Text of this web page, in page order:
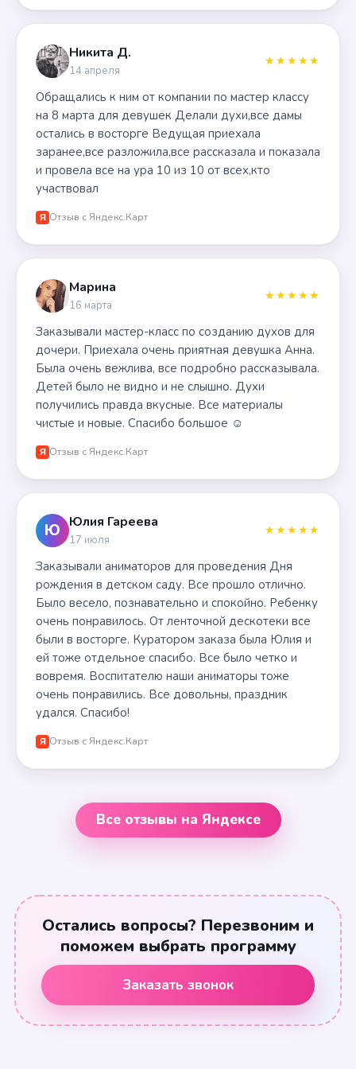
Никита Д.
14 апреля
★★★★★
Обращались к ним от компании по мастер классу
на 8 марта для девушек Делали духи,все дамы
остались в восторге Ведущая приехала
заранее,все разложила,все рассказала и показала
и провела все на ура 10 из 10 от всех,кто
участвовал
Я Отзыв с Яндекс.Карт
Марина
16 марта
★★★★★
Заказывали мастер-класс по созданию духов для
дочери. Приехала очень приятная девушка Анна.
Была очень вежлива, все подробно рассказывала.
Детей было не видно и не слышно. Духи
получились правда вкусные. Все материалы
чистые и новые. Спасибо большое ☺️
Я Отзыв с Яндекс.Карт
Ю Юлия Гареева
17 июля
★★★★★
Заказывали аниматоров для проведения Дня
рождения в детском саду. Все прошло отлично.
Было весело, познавательно и спокойно. Ребенку
очень понравилось. От ленточной дескотеки все
были в восторге. Куратором заказа была Юлия и
ей тоже отдельное спасибо. Все было четко и
вовремя. Воспитателю наши аниматоры тоже
очень понравились. Все довольны, праздник
удался. Спасибо!
Я Отзыв с Яндекс.Карт
Все отзывы на Яндексе
Остались вопросы? Перезвоним и
поможем выбрать программу
Заказать звонок